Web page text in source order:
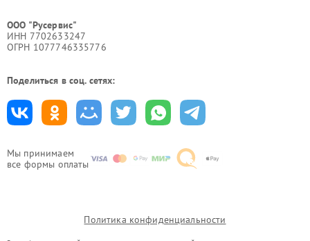
Мы принимаем
все формы оплаты
ООО "Русервис"
ИНН 7702633247
ОГРН 1077746335776
Поделиться в соц. сетях:
Политика конфиденциальности